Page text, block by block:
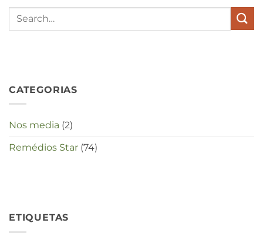
in
CATEGORIAS
Nos media (2)
Remédios Star (74)
ETIQUETAS